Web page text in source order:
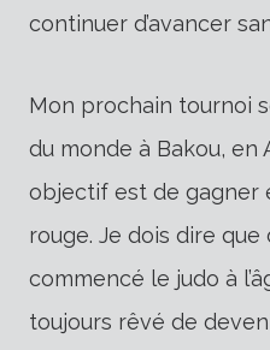
continuer d’avancer
Mon prochain tournoi
du monde à Bakou, en
objectif est de gagner
rouge. Je dois dire que
commencé le judo à
toujours rêvé de